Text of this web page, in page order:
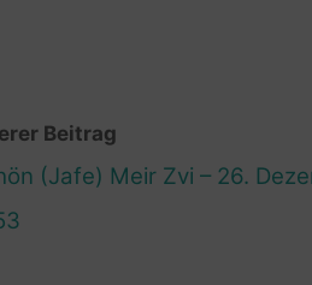
Beitrag
(Jafe) Meir Zvi – 26.